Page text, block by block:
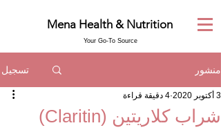
Mena Health & Nutrition
Your Go-To Source
منشور تسجيل
شراب كلاريتين (Claritin)
3 أكتوبر 2020 4 دقيقة قراءة